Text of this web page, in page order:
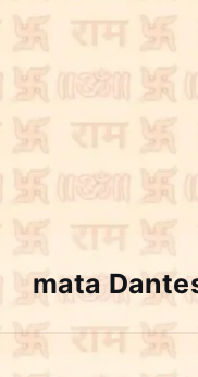
mata